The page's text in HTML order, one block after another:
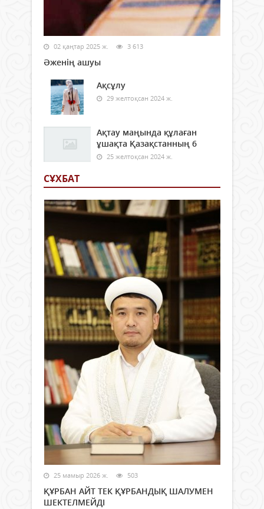
02 қаңтар 2025 ж. 3 613
Әженің ашуы
Ақсұлу
29 желтоқсан 2024 ж.
Ақтау маңында құлаған
ұшақта Қазақстанның 6
25 желтоқсан 2024 ж.
СҰХБАТ
25 мамыр 2026 ж. 503
ҚҰРБАН АЙТ ТЕК ҚҰРБАНДЫҚ ШАЛУМЕН
ШЕКТЕЛМЕЙДІ